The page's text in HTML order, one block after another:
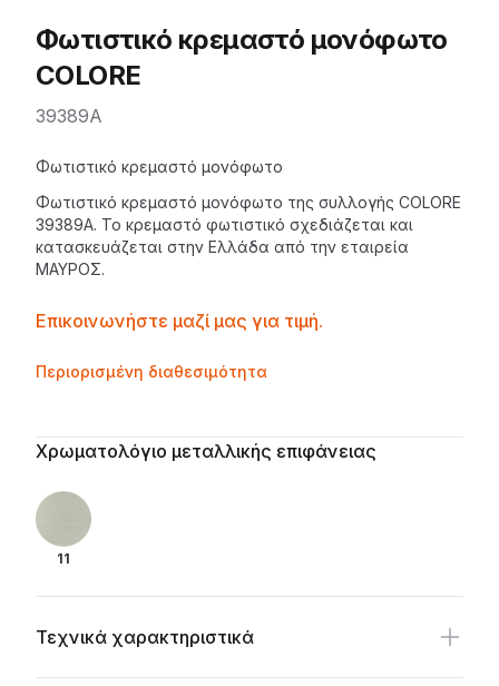
Φωτιστικό κρεμαστό μονόφωτο
COLORE
39389A
Description
Φωτιστικό κρεμαστό μονόφωτο
Φωτιστικό κρεμαστό μονόφωτο της συλλογής COLORE
39389A. Το κρεμαστό φωτιστικό σχεδιάζεται και
κατασκευάζεται στην Ελλάδα από την εταιρεία
ΜΑΥΡΟΣ.
Contactprice
Επικοινωνήστε μαζί μας για τιμή.
Availability
Περιορισμένη διαθεσιμότητα
Additional details
Χρωματολόγιο μεταλλικής επιφάνειας
11
Τεχνικά χαρακτηριστικά